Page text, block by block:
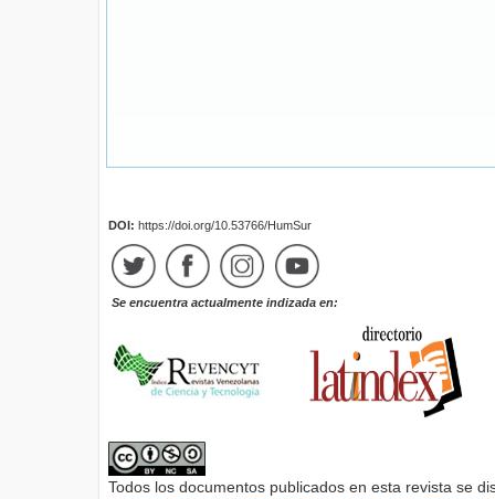
DOI: https://doi.org/10.53766/HumSur
Se encuentra actualmente indizada en:
Todos los documentos publicados en esta revista se